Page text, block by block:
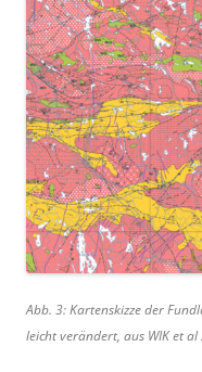
Abb. 3: Kartenskizze der
leicht verändert, aus WIK et al